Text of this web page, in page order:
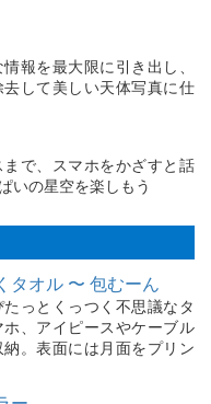
報を最大限に引き出し、
して美しい天体写真に仕
で、スマホをかざすと話
いの星空を楽しもう
タオル 〜 包むーん
っとくっつく不思議なタ
、アイピースやケーブル
。表面には月面をプリン